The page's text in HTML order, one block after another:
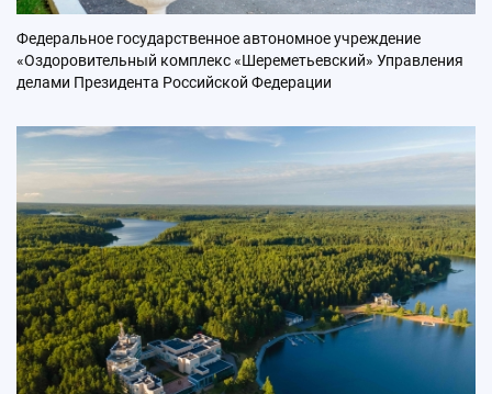
Федеральное государственное автономное учреждение
«Оздоровительный комплекс «Шереметьевский» Управления
делами Президента Российской Федерации